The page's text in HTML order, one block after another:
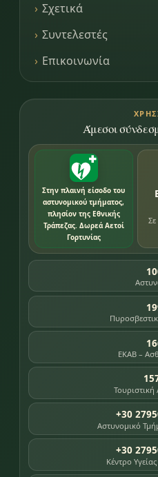
Σχετικά
Συντελεστές
Επικοινωνία
Άμεσοι
Στην πλαινή είσοδο του
αστυνομικού τμήματος,
πλησίον της Εθνικής
Τράπεζας. Δωρεά Αετοί
Γορτυνίας
Σε
ΕΚΑΒ –
+30
Αστυνομικό
+30
Κέντρο